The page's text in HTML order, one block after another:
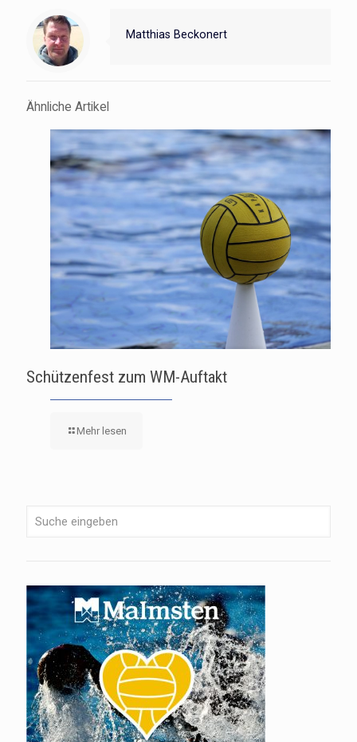
Matthias Beckonert
Ähnliche Artikel
Schützenfest zum WM-Auftakt
Mehr lesen